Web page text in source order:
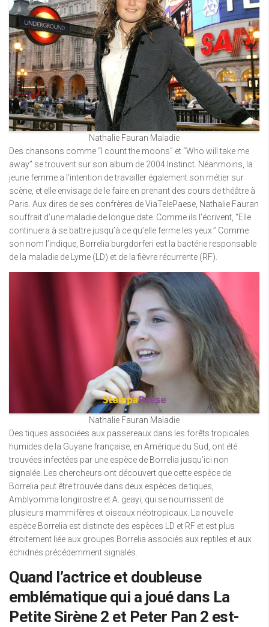
Nathalie Fauran Maladie
Des chansons comme “I count the moons” et “Who will take me
away” se trouvent sur son album de 2004 Instinct. Néanmoins, la
jeune femme a l’intention de travailler également son métier sur
scène, et elle envisage de le faire en prenant des cours de théâtre à
Paris. Aux dires de ses confrères de ViaTelePaese, Nathalie Fauran
souffrait d’une maladie de longue date. Comme ils l’écrivent, “Elle
continuera à se battre jusqu’à ce qu’elle ferme les yeux.” Comme
son nom l’indique, Borrelia burgdorferi est la bactérie responsable
de la maladie de Lyme (LD) et de la fièvre récurrente (RF).
Nathalie Fauran Maladie
Des tiques associées aux passereaux dans les forêts tropicales
humides de la Guyane française, en Amérique du Sud, ont été
trouvées infectées par une espèce de Borrelia jusqu’ici non
signalée. Les chercheurs ont découvert que cette espèce de
Borrelia peut être trouvée dans deux espèces de tiques,
Amblyomma longirostre et A. geayi, qui se nourrissent de
plusieurs mammifères et oiseaux néotropicaux. La nouvelle
espèce Borrelia est distincte des espèces LD et RF et est plus
étroitement liée aux groupes Borrelia associés aux reptiles et aux
échidnés précédemment signalés.
Quand l’actrice et doubleuse
emblématique qui a joué dans La
Petite Sirène 2 et Peter Pan 2 est-